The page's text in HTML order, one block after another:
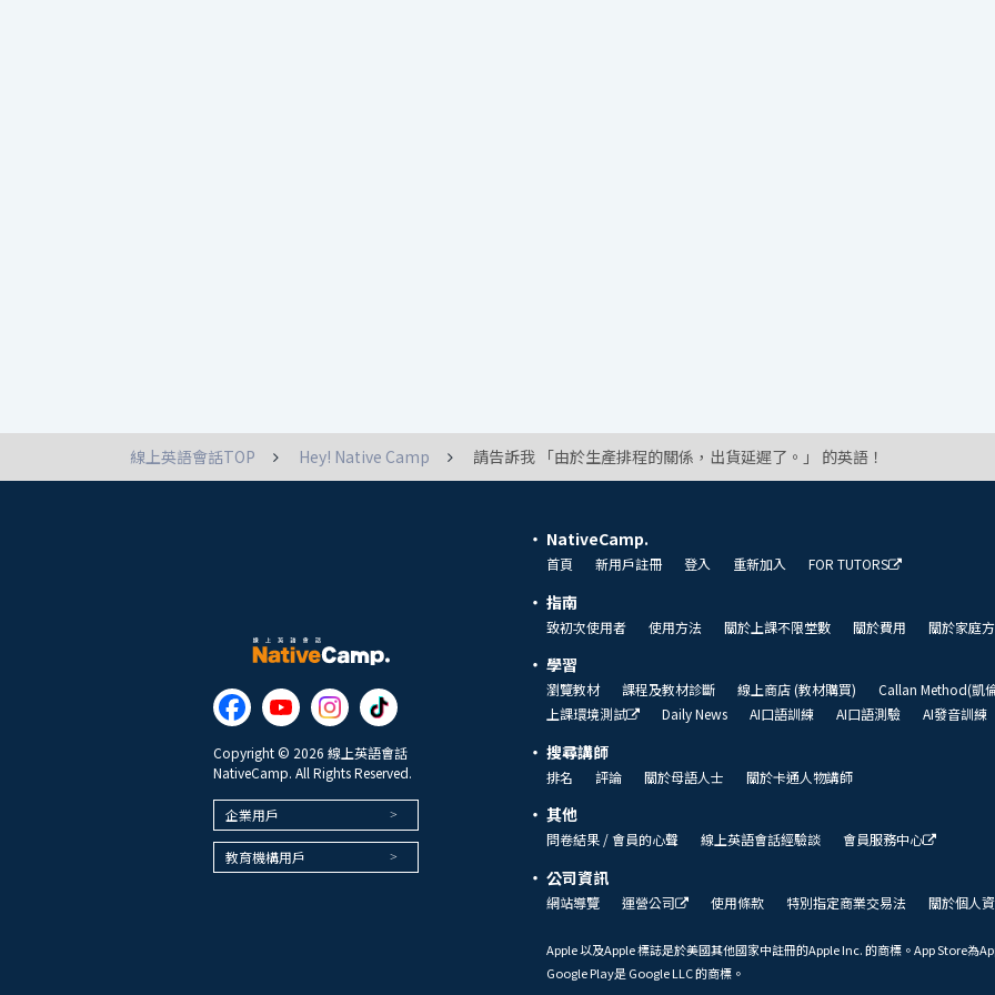
線上英語會話TOP Hey! Native Camp 請告訴我 「由於生產排程的關係，出貨延遲了。」 的英語！
Copyright © 2026 線上英語會話
NativeCamp. All Rights Reserved.
企業用戶
教育機構用戶
NativeCamp.
首頁 新用戶註冊 登入 重新加入 FOR TUTORS
指南
致初次使用者 使用方法 關於上課不限堂數 關於費用 關於家庭
學習
瀏覽教材 課程及教材診斷 線上商店 (教材購買)
Callan Method(凱
上課環境測試
Daily News AI口語訓練 AI口語測驗 AI發音訓練
搜尋講師
排名 評論 關於母語人士 關於卡通人物講師
其他
問卷結果 / 會員的心聲 線上英語會話經驗談 會員服務中心
公司資訊
網站導覽 運營公司 使用條款 特別指定商業交易法 關於個人
Apple 以及Apple 標誌是於美國其他國家中註冊的Apple Inc. 的商標。App Store為
Google Play是 Google LLC 的商標。